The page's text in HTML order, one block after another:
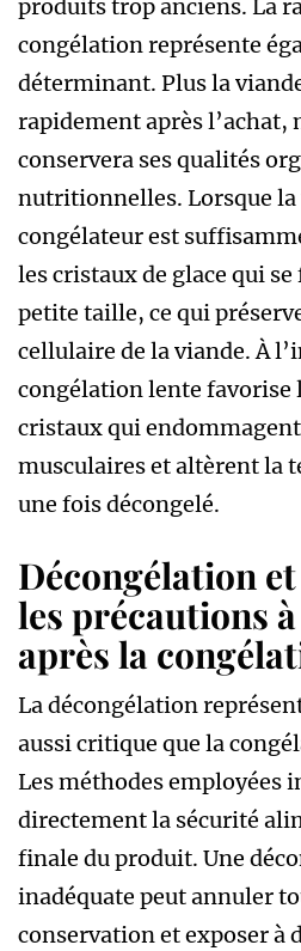
produits trop anciens. La
congélation représente
déterminant. Plus la
rapidement après l’achat,
conservera ses qualités
nutritionnelles. Lorsque
congélateur est
les cristaux de glace qui
petite taille, ce qui
cellulaire de la viande. À
congélation lente favorise
cristaux qui
musculaires et altèrent la
une fois décongelé.
Décongélation
les précautions
après la
La décongélation
aussi critique que la
Les méthodes employées
directement la sécurité
finale du produit. Une
inadéquate peut annuler
conservation et exposer à